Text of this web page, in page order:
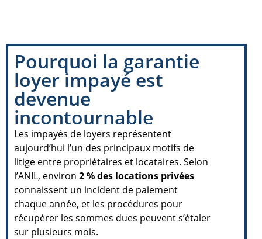
Pourquoi la garantie
loyer impayé est
devenue
incontournable
Les impayés de loyers représentent
aujourd’hui l’un des principaux motifs de
litige entre propriétaires et locataires. Selon
l’ANIL, environ 2 % des locations privées
connaissent un incident de paiement
chaque année, et les procédures pour
récupérer les sommes dues peuvent s’étaler
sur plusieurs mois.